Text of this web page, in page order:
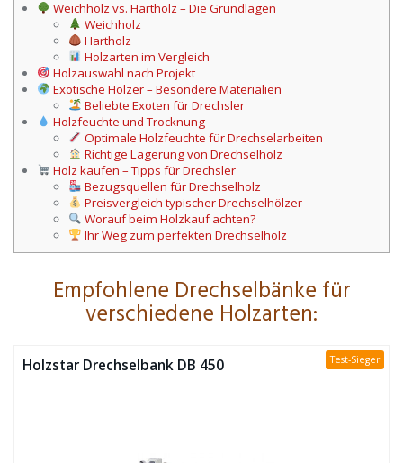
Weichholz vs. Hartholz – Die Grundlagen
Weichholz
Hartholz
Holzarten im Vergleich
Holzauswahl nach Projekt
Exotische Hölzer – Besondere Materialien
Beliebte Exoten für Drechsler
Holzfeuchte und Trocknung
Optimale Holzfeuchte für Drechselarbeiten
Richtige Lagerung von Drechselholz
Holz kaufen – Tipps für Drechsler
Bezugsquellen für Drechselholz
Preisvergleich typischer Drechselhölzer
Worauf beim Holzkauf achten?
Ihr Weg zum perfekten Drechselholz
Empfohlene Drechselbänke für
verschiedene Holzarten:
Test-Sieger
Holzstar Drechselbank DB 450